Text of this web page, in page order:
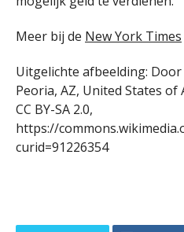
Meer bij de New York Times
Uitgelichte afbeelding:
Peoria, AZ, United States of
CC BY-SA 2.0,
https://
curid=91226354